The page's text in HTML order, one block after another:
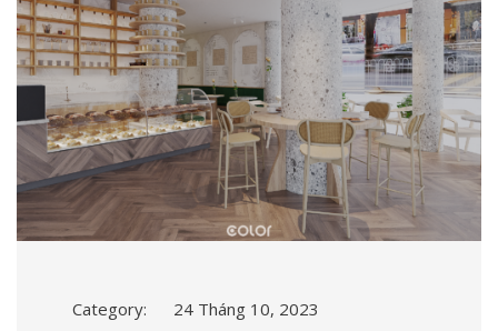
Category: 24 Tháng 10, 2023